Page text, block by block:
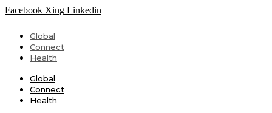
Facebook Xing Linkedin
Global
Connect
Health
Global
Connect
Health